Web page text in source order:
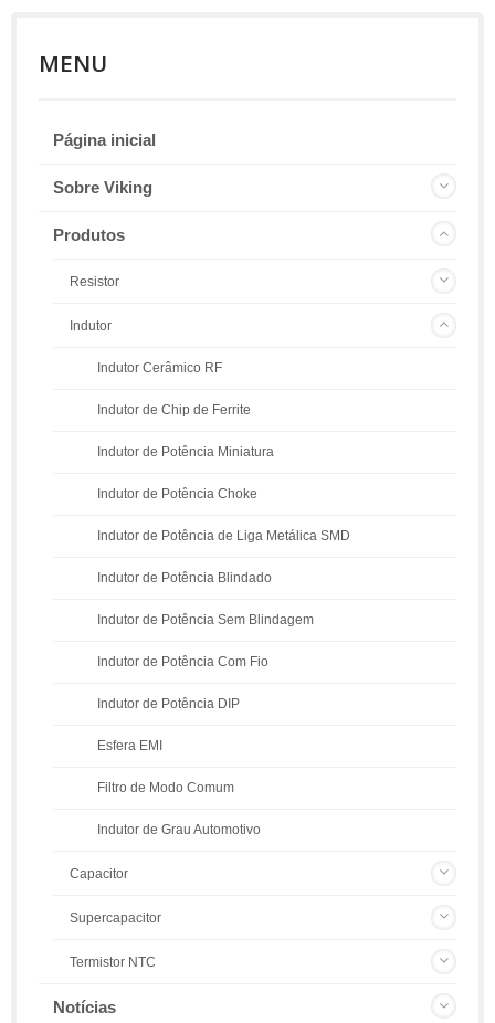
MENU
Página inicial
Sobre Viking
Produtos
Resistor
Indutor
Indutor Cerâmico RF
Indutor de Chip de Ferrite
Indutor de Potência Miniatura
Indutor de Potência Choke
Indutor de Potência de Liga Metálica SMD
Indutor de Potência Blindado
Indutor de Potência Sem Blindagem
Indutor de Potência Com Fio
Indutor de Potência DIP
Esfera EMI
Filtro de Modo Comum
Indutor de Grau Automotivo
Capacitor
Supercapacitor
Termistor NTC
Notícias